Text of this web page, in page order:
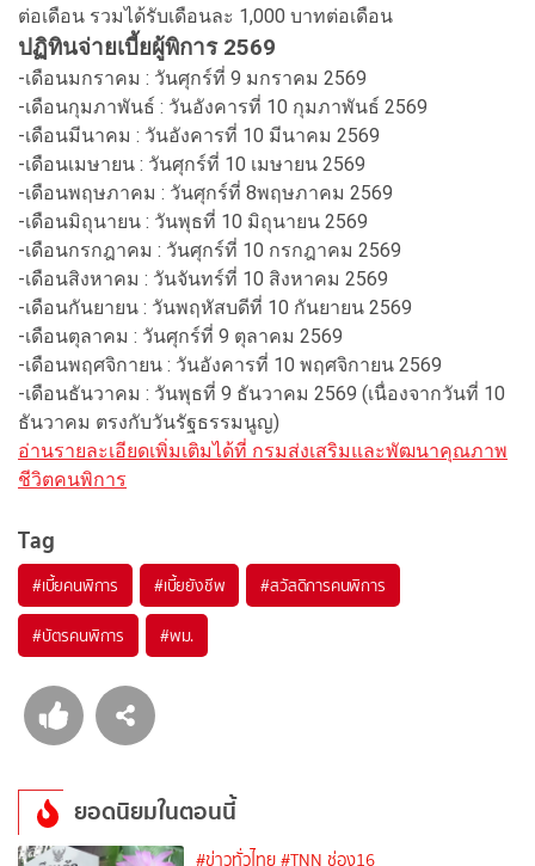
ต่อเดือน รวมได้รับเดือนละ 1,000 บาทต่อเดือน
ปฏิทินจ่ายเบี้ยผู้พิการ 2569
-เดือนมกราคม : วันศุกร์ที่ 9 มกราคม 2569
-เดือนกุมภาพันธ์ : วันอังคารที่ 10 กุมภาพันธ์ 2569
-เดือนมีนาคม : วันอังคารที่ 10 มีนาคม 2569
-เดือนเมษายน : วันศุกร์ที่ 10 เมษายน 2569
-เดือนพฤษภาคม : วันศุกร์ที่ 8พฤษภาคม 2569
-เดือนมิถุนายน : วันพุธที่ 10 มิถุนายน 2569
-เดือนกรกฎาคม : วันศุกร์ที่ 10 กรกฎาคม 2569
-เดือนสิงหาคม : วันจันทร์ที่ 10 สิงหาคม 2569
-เดือนกันยายน : วันพฤหัสบดีที่ 10 กันยายน 2569
-เดือนตุลาคม : วันศุกร์ที่ 9 ตุลาคม 2569
-เดือนพฤศจิกายน : วันอังคารที่ 10 พฤศจิกายน 2569
-เดือนธันวาคม : วันพุธที่ 9 ธันวาคม 2569 (เนื่องจากวันที่ 10
ธันวาคม ตรงกับวันรัฐธรรมนูญ)
อ่านรายละเอียดเพิ่มเติมได้ที่ กรมส่งเสริมและพัฒนาคุณภาพ
ชีวิตคนพิการ
Tag
#เบี้ยคนพิการ #เบี้ยยังชีพ #สวัสดิการคนพิการ
#บัตรคนพิการ #พม.
ยอดนิยมในตอนนี้
#ข่าวทั่วไทย #TNN ช่อง16